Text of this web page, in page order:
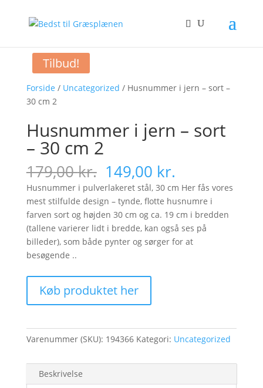
Forside / Uncategorized / Husnummer i jern – sort –
30 cm 2
Tilbud!
Husnummer i jern – sort
– 30 cm 2
179,00kr. Original
price
was:
179,00 kr..
149,00 kr.
price
is:
149,00 kr..
Husnummer i pulverlakeret stål, 30 cm Her fås vores
mest stilfulde design – tynde, flotte husnumre i
farven sort og højden 30 cm og ca. 19 cm i bredden
(tallene varierer lidt i bredde, kan også ses på
billeder), som både pynter og sørger for at
besøgende ..
Køb produktet her
Varenummer (SKU): 194366 Kategori: Uncategorized
Beskrivelse